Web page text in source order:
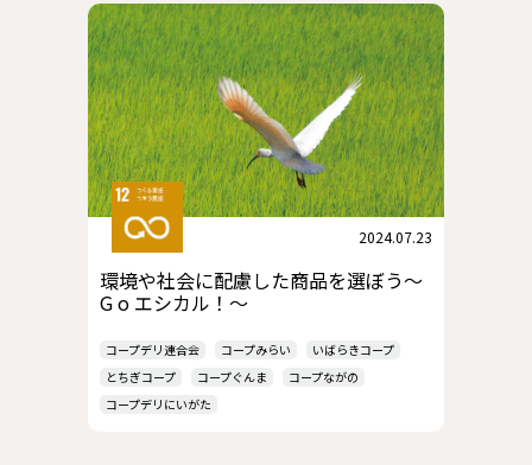
2024.07.23
環境や社会に配慮した商品を選ぼう～
G o エシカル！～
コープデリ連合会 コープみらい
いばらきコープ
とちぎコープ
コープぐんま
コープながの
コープデリにいがた